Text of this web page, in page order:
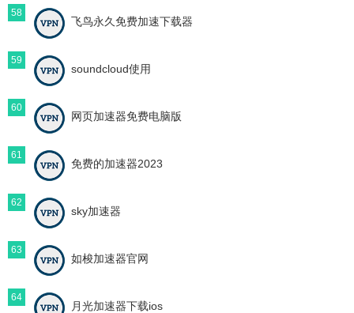
58
飞鸟永久免费加速下载器
59
soundcloud使用
60
网页加速器免费电脑版
61
免费的加速器2023
62
sky加速器
63
如梭加速器官网
64
月光加速器下载ios